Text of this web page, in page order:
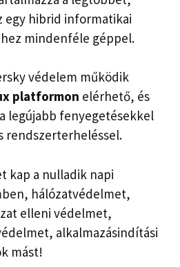
egy hibrid informatikai
mindenféle géppel.
védelem működik
platformon elérhető, és
legújabb fenyegetésekkel
rendszerterheléssel.
kap a nulladik napi
hálózatvédelmet,
elleni védelmet,
alkalmazásindítási
mást!